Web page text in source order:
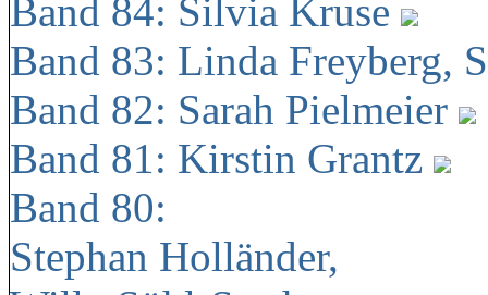
Band 84: Silvia Kruse
Band 83: Linda Freyberg,
Band 82: Sarah Pielmeier
Band 81: Kirstin Grantz
Band 80:
Stephan Holländer,